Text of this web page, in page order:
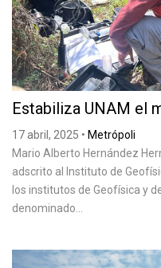
Estabiliza UNAM el
17 abril, 2025 • Metrópoli
Mario Alberto Hernández
adscrito al Instituto de
los institutos de Geofísica y
denominado...